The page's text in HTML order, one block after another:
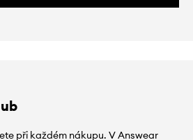
při každém nákupu. V Answear